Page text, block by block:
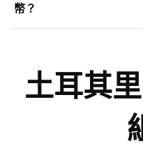
幣？
土耳其